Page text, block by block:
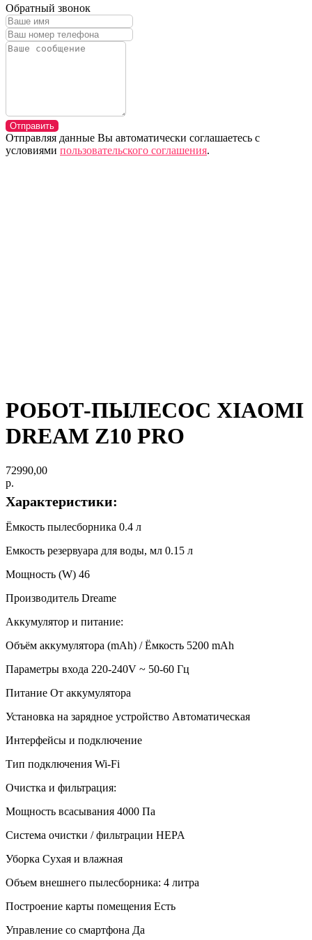
Обратный звонок
Отправить
Отправляя данные Вы автоматически соглашаетесь с
условиями пользовательского соглашения.
РОБОТ-ПЫЛЕСОС XIAOMI
DREAM Z10 PRO
72990,00
р.
Характеристики:
Ёмкость пылесборника 0.4 л
Емкость резервуара для воды, мл 0.15 л
Мощность (W) 46
Производитель Dreame
Аккумулятор и питание:
Объём аккумулятора (mAh) / Ёмкость 5200 mAh
Параметры входа 220-240V ~ 50-60 Гц
Питание От аккумулятора
Установка на зарядное устройство Автоматическая
Интерфейсы и подключение
Тип подключения Wi-Fi
Очистка и фильтрация:
Мощность всасывания 4000 Па
Система очистки / фильтрации HEPA
Уборка Сухая и влажная
Объем внешнего пылесборника: 4 литра
Построение карты помещения Есть
Управление со смартфона Да